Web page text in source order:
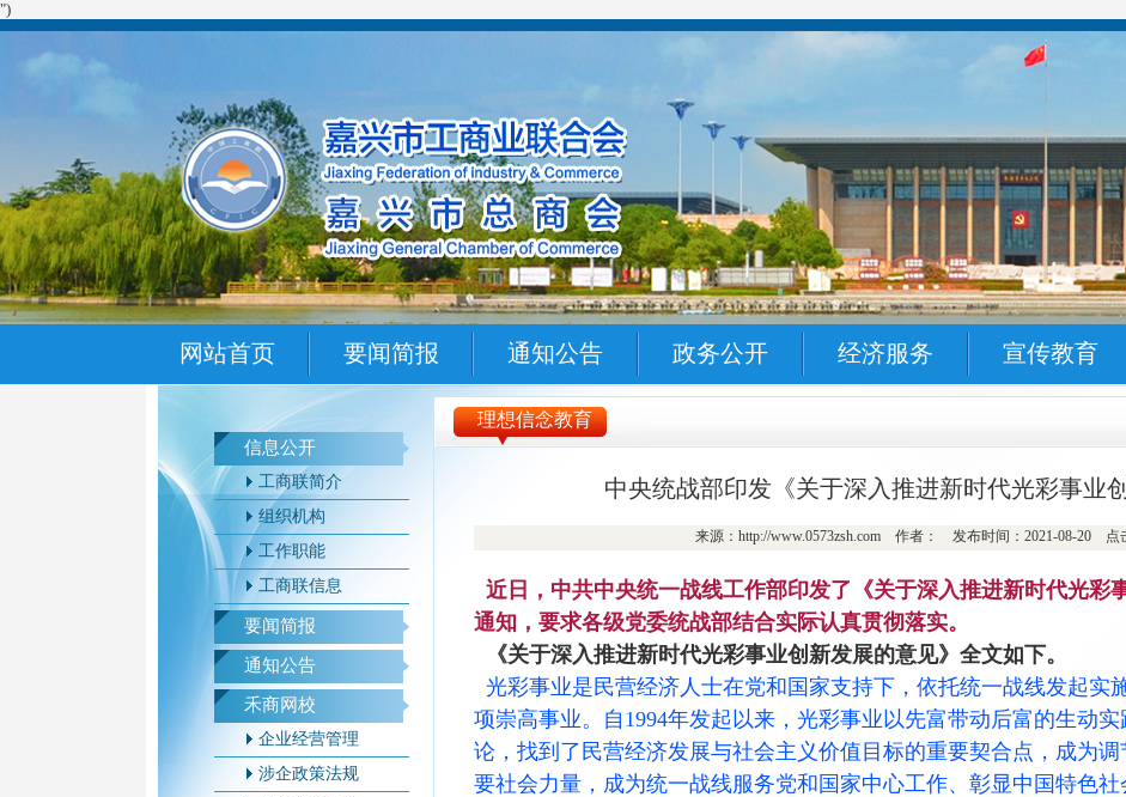
")
网站首页 要闻简报 通知公告 政务公开 经济服务 宣传教育
信息公开
工商联简介
组织机构
工作职能
工商联信息
要闻简报
通知公告
禾商网校
企业经营管理
涉企政策法规
理想信念教育
中央统战部印发《关于深入推进新时代光彩事业
来源：http://www.0573zsh.com 作者： 发布时间：2021-08-20 点
近日，中共中央统一战线工作部印发了《关于深入推进新时代光彩
通知，要求各级党委统战部结合实际认真贯彻落实。
《关于深入推进新时代光彩事业创新发展的意见》全文如下。
光彩事业是民营经济人士在党和国家支持下，依托统一战线发起实
项崇高事业。自1994年发起以来，光彩事业以先富带动后富的生动
论，找到了民营经济发展与社会主义价值目标的重要契合点，成为
要社会力量，成为统一战线服务党和国家中心工作、彰显中国特色